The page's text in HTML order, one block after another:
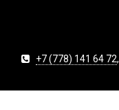
+7 (778) 141 64 72,